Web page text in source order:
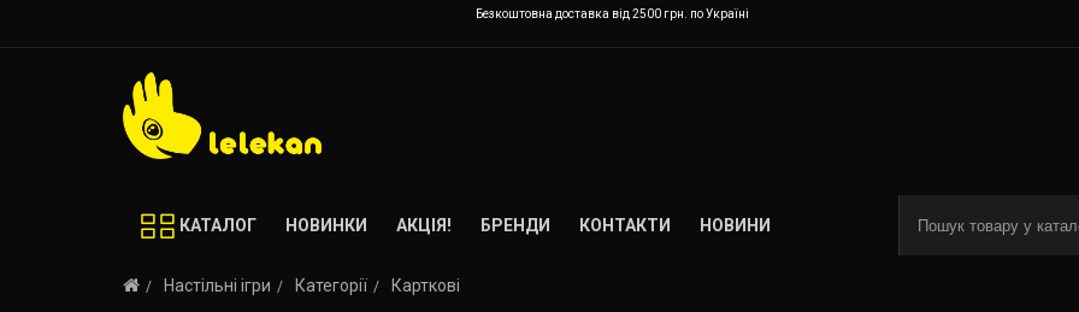
Безкоштовна доставка від 2500 грн. по Україні
КАТАЛОГ НОВИНКИ АКЦІЯ! БРЕНДИ КОНТАКТИ НОВИНИ
Настільні ігри Категорії Карткові